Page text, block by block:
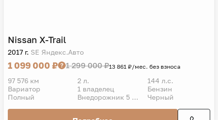
Nissan X-Trail
2017 г. SE Яндекс.Авто
1 099 000 ₽ 1 299 000 ₽13 861 ₽/мес. без взноса
97 576 км 2 л.
144 л.с.
Вариатор
1 владелец
Бензин
Полный
Внедорожник 5 дв. Черный